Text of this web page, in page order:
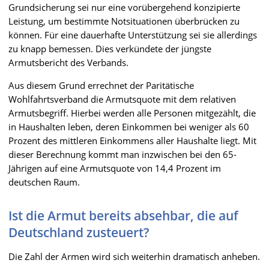
Grundsicherung sei nur eine vorübergehend konzipierte
Leistung, um bestimmte Notsituationen überbrücken zu
können. Für eine dauerhafte Unterstützung sei sie allerdings
zu knapp bemessen. Dies verkündete der jüngste
Armutsbericht des Verbands.
Aus diesem Grund errechnet der Paritätische
Wohlfahrtsverband die Armutsquote mit dem relativen
Armutsbegriff. Hierbei werden alle Personen mitgezählt, die
in Haushalten leben, deren Einkommen bei weniger als 60
Prozent des mittleren Einkommens aller Haushalte liegt. Mit
dieser Berechnung kommt man inzwischen bei den 65-
Jährigen auf eine Armutsquote von 14,4 Prozent im
deutschen Raum.
Ist die Armut bereits absehbar, die auf
Deutschland zusteuert?
Die Zahl der Armen wird sich weiterhin dramatisch anheben.